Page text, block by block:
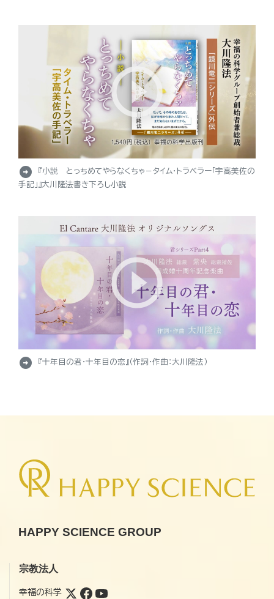
arrow_circle_right
『小説 とっちめてやらなくちゃ－タイム・トラベラー「宇高美佐の
手記」』大川隆法書き下ろし小説
arrow_circle_right 『十年目の君・十年目の恋』（作詞・作曲：大川隆法）
HAPPY SCIENCE GROUP
宗教法人
幸福の科学